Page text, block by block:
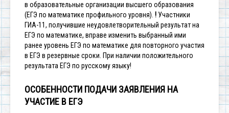
в образовательные организации высшего образования
(ЕГЭ по математике профильного уровня). ! Участники
ГИА-11, получившие неудовлетворительный результат на
ЕГЭ по математике, вправе изменить выбранный ими
ранее уровень ЕГЭ по математике для повторного участия
в ЕГЭ в резервные сроки. При наличии положительного
результата ЕГЭ по русскому языку!
ОСОБЕННОСТИ ПОДАЧИ ЗАЯВЛЕНИЯ НА
УЧАСТИЕ В ЕГЭ